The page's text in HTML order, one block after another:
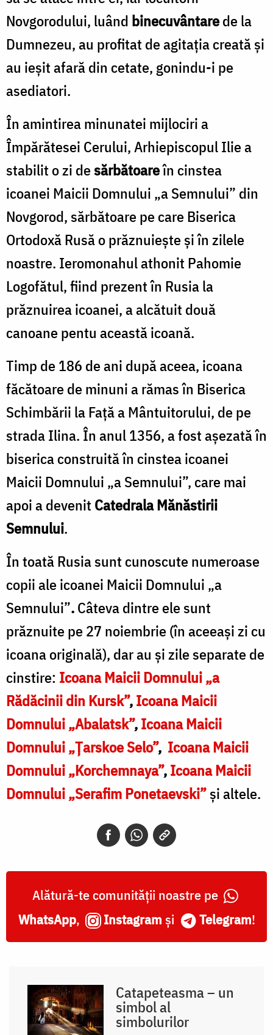
Novgorodului, luând binecuvântarede la
Dumnezeu, au profitat de agitația creată și
au ieșit afară din cetate, gonindu-i pe
asediatori.
În amintirea minunatei mijlociri a
Împărătesei Cerului, Arhiepiscopul Ilie a
stabilit o zi desărbătoareîn cinstea
icoanei Maicii Domnului „a Semnului” din
Novgorod, sărbătoare pe care Biserica
Ortodoxă Rusă o prăznuiește și în zilele
noastre. Ieromonahul athonit Pahomie
Logofătul, fiind prezent în Rusia la
prăznuirea icoanei, a alcătuit două
canoane pentu această icoană.
Timp de 186 de ani după aceea, icoana
făcătoare de minuni a rămas în Biserica
Schimbării la Față a Mântuitorului, de pe
strada Ilina. În anul 1356, a fost așezată în
biserica construită în cinstea icoanei
Maicii Domnului „a Semnului”, care mai
apoi a devenit Catedrala Mănăstirii
Semnului.
În toată Rusia sunt cunoscute numeroase
copii ale icoanei Maicii Domnului „a
Semnului”.Câteva dintre ele sunt
prăznuite pe 27 noiembrie (în aceeași zi cu
icoana originală), dar au și zile separate de
cinstire: Icoana Maicii Domnului „a
Rădăcinii din Kursk”,Icoana Maicii
Domnului „Abalatsk”,Icoana Maicii
Domnului „Țarskoe Selo”, Icoana Maicii
Domnului „Korchemnaya”,Icoana Maicii
Domnului „Serafim Ponetaevski”și altele.
Alătură-te comunității noastre pe
WhatsApp, Instagram și Telegram!
Catapeteasma – un
simbol al
simbolurilor